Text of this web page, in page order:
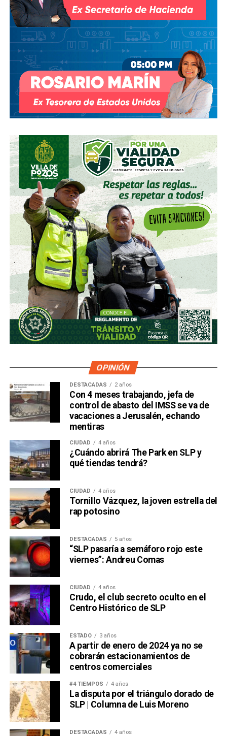
OPINIÓN
DESTACADAS 2 años
Con 4 meses trabajando, jefa de
control de abasto del IMSS se va de
vacaciones a Jerusalén, echando
mentiras
CIUDAD 4 años
¿Cuándo abrirá The Park en SLP y
qué tiendas tendrá?
CIUDAD 4 años
Tornillo Vázquez, la joven estrella del
rap potosino
DESTACADAS 5 años
“SLP pasaría a semáforo rojo este
viernes”: Andreu Comas
CIUDAD 4 años
Crudo, el club secreto oculto en el
Centro Histórico de SLP
ESTADO 3 años
A partir de enero de 2024 ya no se
cobrarán estacionamientos de
centros comerciales
#4 TIEMPOS 4 años
La disputa por el triángulo dorado de
SLP | Columna de Luis Moreno
DESTACADAS 4 años